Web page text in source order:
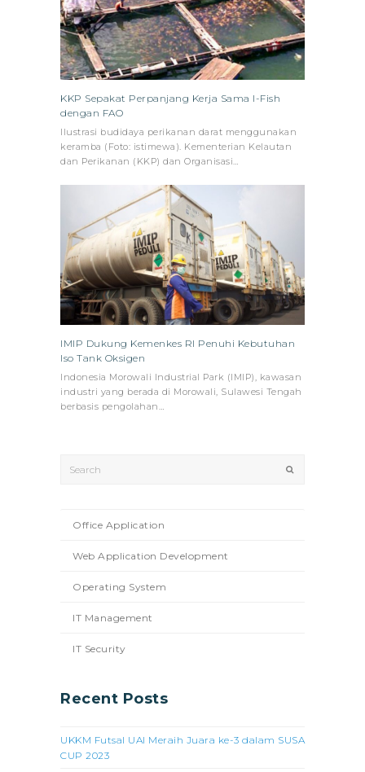
KKP Sepakat Perpanjang Kerja Sama I-Fish
dengan FAO
Ilustrasi budidaya perikanan darat menggunakan
keramba (Foto: istimewa). Kementerian Kelautan
dan Perikanan (KKP) dan Organisasi…
IMIP Dukung Kemenkes RI Penuhi Kebutuhan
Iso Tank Oksigen
Indonesia Morowali Industrial Park (IMIP), kawasan
industri yang berada di Morowali, Sulawesi Tengah
berbasis pengolahan…
Office Application
Web Application Development
Operating System
IT Management
IT Security
Recent Posts
UKKM Futsal UAI Meraih Juara ke-3 dalam SUSA
CUP 2023